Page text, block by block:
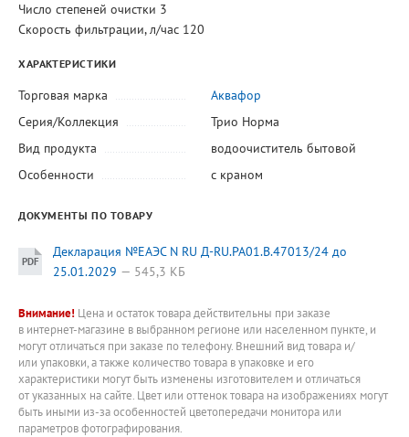
Число степеней очистки 3
Скорость фильтрации, л/час 120
ХАРАКТЕРИСТИКИ
Торговая марка
Аквафор
Серия/Коллекция
Трио Норма
Вид продукта
водоочиститель бытовой
Особенности
с краном
ДОКУМЕНТЫ ПО ТОВАРУ
Декларация №ЕАЭС N RU Д-RU.РА01.В.47013/24 до
25.01.2029
545,3 КБ
Внимание! Цена и остаток товара действительны при заказе
в интернет-магазине в выбранном регионе или населенном пункте, и
могут отличаться при заказе по телефону. Внешний вид товара и/
или упаковки, а также количество товара в упаковке и его
характеристики могут быть изменены изготовителем и отличаться
от указанных на сайте. Цвет или оттенок товара на изображениях могут
быть иными из-за особенностей цветопередачи монитора или
параметров фотографирования.